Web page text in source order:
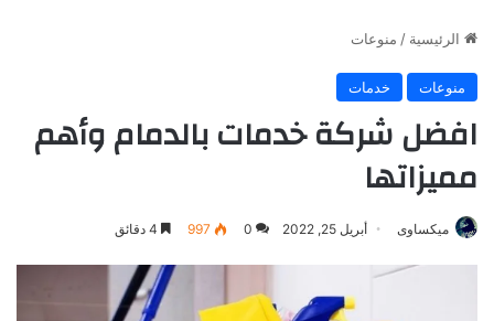
الرئيسية / منوعات
منوعات خدمات
افضل شركة خدمات بالدمام وأهم
مميزاتها
ميكساوى أبريل 25, 2022 0
997